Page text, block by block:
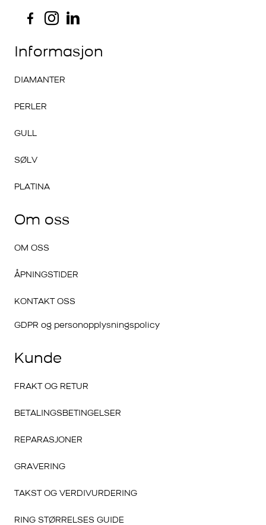
Informasjon
DIAMANTER
PERLER
GULL
SØLV
PLATINA
Om oss
OM OSS
ÅPNINGSTIDER
KONTAKT OSS
GDPR og personopplysningspolicy
Kunde
FRAKT OG RETUR
BETALINGSBETINGELSER
REPARASJONER
GRAVERING
TAKST OG VERDIVURDERING
RING STØRRELSES GUIDE